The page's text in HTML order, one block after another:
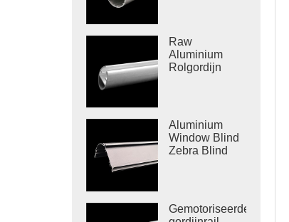
Raw
Aluminium
Rolgordijn
Aluminium
Window Blind
Zebra Blind
Gemotoriseerde